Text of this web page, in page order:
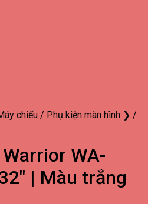
chiếu / Phụ kiện màn hình ❯ /
WA-
| Màu trắng